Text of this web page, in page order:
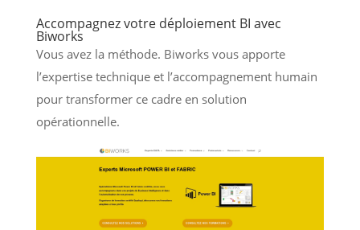
Accompagnez votre déploiement BI avec
Biworks
Vous avez la méthode. Biworks vous apporte
l’expertise technique et l’accompagnement humain
pour transformer ce cadre en solution
opérationnelle.